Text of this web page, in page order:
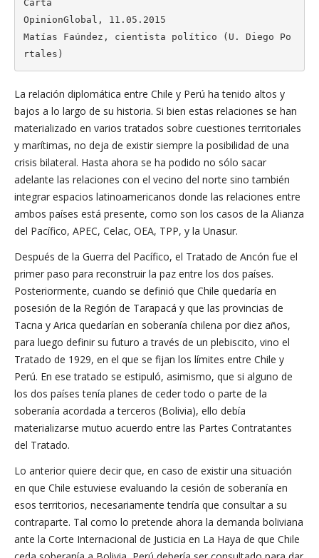
Carta
OpinionGlobal, 11.05.2015
Matías Faúndez, cientista político (U. Diego Po
rtales)
La relación diplomática entre Chile y Perú ha tenido altos y
bajos a lo largo de su historia. Si bien estas relaciones se han
materializado en varios tratados sobre cuestiones territoriales
y marítimas, no deja de existir siempre la posibilidad de una
crisis bilateral. Hasta ahora se ha podido no sólo sacar
adelante las relaciones con el vecino del norte sino también
integrar espacios latinoamericanos donde las relaciones entre
ambos países está presente, como son los casos de la Alianza
del Pacífico, APEC, Celac, OEA, TPP, y la Unasur.
Después de la Guerra del Pacífico, el Tratado de Ancón fue el
primer paso para reconstruir la paz entre los dos países.
Posteriormente, cuando se definió que Chile quedaría en
posesión de la Región de Tarapacá y que las provincias de
Tacna y Arica quedarían en soberanía chilena por diez años,
para luego definir su futuro a través de un plebiscito, vino el
Tratado de 1929, en el que se fijan los límites entre Chile y
Perú. En ese tratado se estipuló, asimismo, que si alguno de
los dos países tenía planes de ceder todo o parte de la
soberanía acordada a terceros (Bolivia), ello debía
materializarse mutuo acuerdo entre las Partes Contratantes
del Tratado.
Lo anterior quiere decir que, en caso de existir una situación
en que Chile estuviese evaluando la cesión de soberanía en
esos territorios, necesariamente tendría que consultar a su
contraparte. Tal como lo pretende ahora la demanda boliviana
ante la Corte Internacional de Justicia en La Haya de que Chile